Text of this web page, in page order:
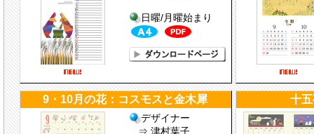
日曜/月曜始まり
9・10月の花：コスモスと金木犀
デザイナー
⇒ 津村葉子
十